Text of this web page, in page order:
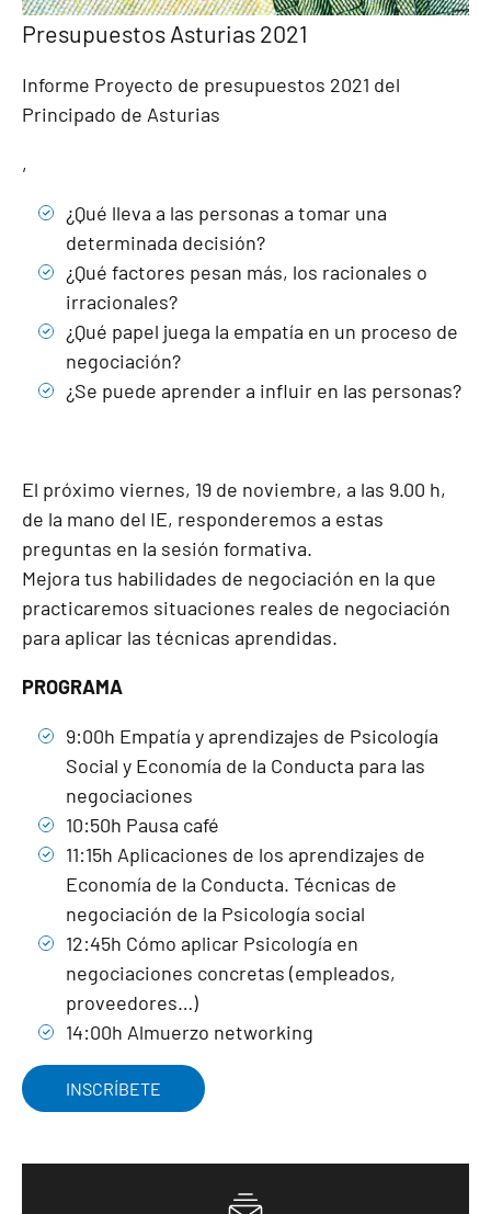
Presupuestos Asturias 2021
Informe Proyecto de presupuestos 2021 del
Principado de Asturias
,
¿Qué lleva a las personas a tomar una
determinada decisión?
¿Qué factores pesan más, los racionales o
irracionales?
¿Qué papel juega la empatía en un proceso de
negociación?
¿Se puede aprender a influir en las personas?
El próximo viernes, 19 de noviembre, a las 9.00 h,
de la mano del IE, responderemos a estas
preguntas en la sesión formativa.
Mejora tus habilidades de negociación en la que
practicaremos situaciones reales de negociación
para aplicar las técnicas aprendidas.
PROGRAMA
9:00h Empatía y aprendizajes de Psicología
Social y Economía de la Conducta para las
negociaciones
10:50h Pausa café
11:15h Aplicaciones de los aprendizajes de
Economía de la Conducta. Técnicas de
negociación de la Psicología social
12:45h Cómo aplicar Psicología en
negociaciones concretas (empleados,
proveedores…)
14:00h Almuerzo networking
INSCRÍBETE